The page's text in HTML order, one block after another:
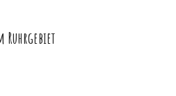
Ruhrgebiet